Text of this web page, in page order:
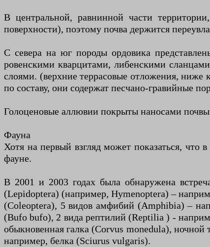
В центральной, равнинной части
поверхности), поэтому почва держится
С севера на юг породы ордовика
ровенскими кварцитами, либенскими
слоями. (верхние террасовые отложения, ниже
по составу, они содержат песчано-гравийные
Голоценовые аллювии покрыты наносами
Фауна
Хотя на первый взгляд может показаться, что
фауне.
В 2001 и 2003 годах была обнаружена
(Lepidoptera) (например, Hymenoptera) –
(Coleoptera), 5 видов амфибий (Amphibia) –
(Bufo bufo), 2 вида рептилий (Reptilia ) -
обыкновенная галка (Corvus monedula),
например, белка (Sciurus vulgaris).